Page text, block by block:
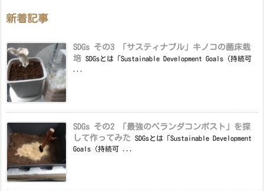
新着記事
SDGs その3 「サスティナブル」キノコの菌床栽
培 SDGsとは「Sustainable Development Goals（持続可
SDGs その2 「最強のベランダコンポスト」を探
して作ってみた
SDGsとは「Sustainable Development
Goals（持続可 ...